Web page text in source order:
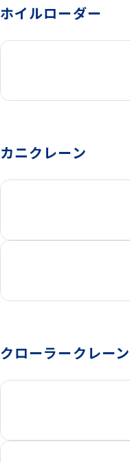
チェンソー・草刈機
荷締道具
ホイルローダー
カニクレーン
クローラークレーン